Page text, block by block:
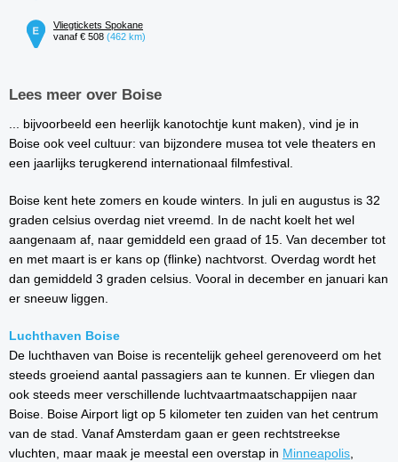
Vliegtickets Spokane
vanaf € 508 (462 km)
Lees meer over Boise
... bijvoorbeeld een heerlijk kanotochtje kunt maken), vind je in
Boise ook veel cultuur: van bijzondere musea tot vele theaters en
een jaarlijks terugkerend internationaal filmfestival.
Boise kent hete zomers en koude winters. In juli en augustus is 32
graden celsius overdag niet vreemd. In de nacht koelt het wel
aangenaam af, naar gemiddeld een graad of 15. Van december tot
en met maart is er kans op (flinke) nachtvorst. Overdag wordt het
dan gemiddeld 3 graden celsius. Vooral in december en januari kan
er sneeuw liggen.
Luchthaven Boise
De luchthaven van Boise is recentelijk geheel gerenoveerd om het
steeds groeiend aantal passagiers aan te kunnen. Er vliegen dan
ook steeds meer verschillende luchtvaartmaatschappijen naar
Boise. Boise Airport ligt op 5 kilometer ten zuiden van het centrum
van de stad. Vanaf Amsterdam gaan er geen rechtstreekse
vluchten, maar maak je meestal een overstap in Minneapolis,